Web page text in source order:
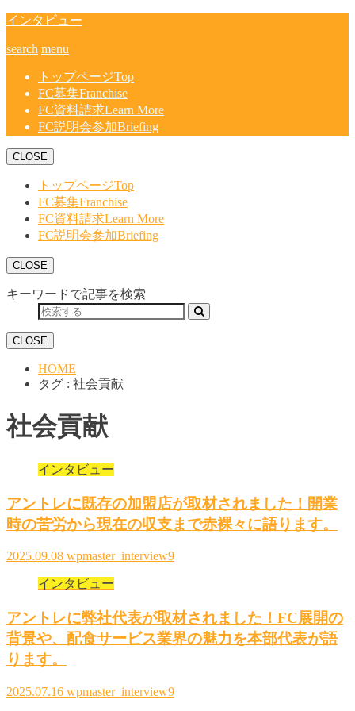
インタビュー
search menu
トップページTop
FC募集Franchise
FC資料請求Learn More
FC説明会参加Briefing
CLOSE
トップページTop
FC募集Franchise
FC資料請求Learn More
FC説明会参加Briefing
CLOSE
キーワードで記事を検索
CLOSE
HOME
タグ : 社会貢献
社会貢献
インタビュー
アントレに既存の加盟店が取材されました！開業
時の苦労から現在の収支まで赤裸々に語ります。
2025.09.08 wpmaster_interview9
インタビュー
アントレに弊社代表が取材されました！FC展開の
背景や、配食サービス業界の魅力を本部代表が語
ります。
2025.07.16 wpmaster_interview9